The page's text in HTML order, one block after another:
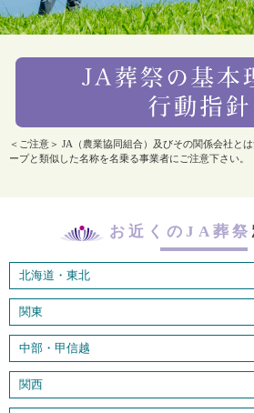
＜ご注意＞ JA（農業協同組合）及びその関係会社と
ープと類似した名称を名乗る事業者にご注意下さい。
お近くのJA葬祭
北海道・東北
関東
中部・甲信越
関西